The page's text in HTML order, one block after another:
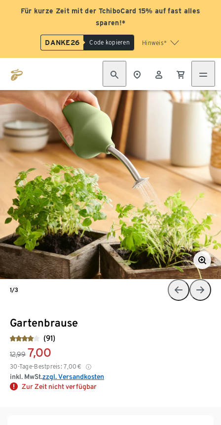
Für kurze Zeit mit der TchiboCard 15% auf fast alles
sparen!*
DANKE26 Code kopieren Hinweis*
Gartenbrause
(91)
12,99 7,00
30-Tage-Bestpreis: 7,00 €
inkl. MwSt.zzgl. Versandkosten
Zur Zeit nicht verfügbar
1/3